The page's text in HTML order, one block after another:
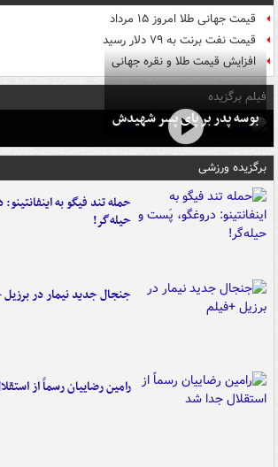
قیمت جهانی طلا امروز ۱۵ مرداد
قیمت نفت برنت به ۷۹ دلار رسید
افزایش قیمت طلا و نقره جهانی
فیلم برگزیده
بوسه‌ پدر بر پای پسر شهیدش
برگزیده ورزشی
حمله تند فیگو به
حیله‌گر!
جنجال جدید نیمار در برزیل
رامین رضاییان رسماً از